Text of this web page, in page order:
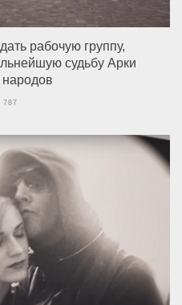
рабочую группу,
судьбу Арки
787